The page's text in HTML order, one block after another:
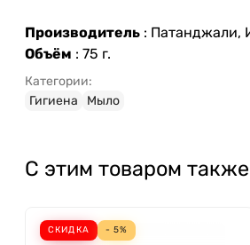
Производитель : Патанджали,
Объём : 75 г.
Категории:
Гигиена
Мыло
С этим товаром
СКИДКА - 5%